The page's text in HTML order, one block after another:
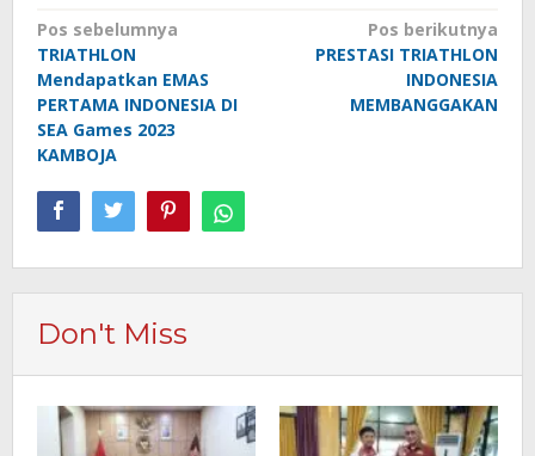
Navigasi
pos
Pos sebelumnya
TRIATHLON
Mendapatkan EMAS
PERTAMA INDONESIA DI
SEA Games 2023
KAMBOJA
Pos berikutnya
PRESTASI TRIATHLON
INDONESIA
MEMBANGGAKAN
Don't Miss